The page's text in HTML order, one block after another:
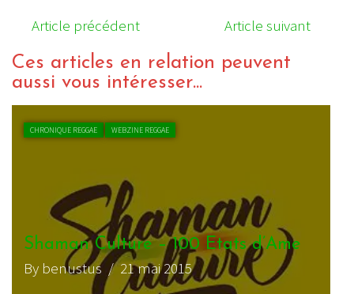
Article précédent Article suivant
Ces articles en relation peuvent
aussi vous intéresser...
INTERVIEW REGGAE
Interview de Jah Prince
By charliedub/ 12 février 2017